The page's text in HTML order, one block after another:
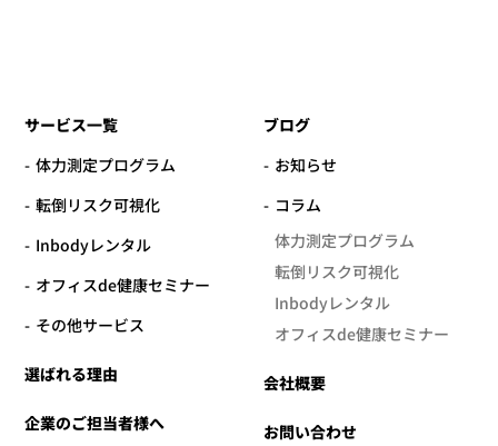
サービス一覧
体力測定プログラム
転倒リスク可視化
Inbodyレンタル
オフィスde健康セミナー
その他サービス
選ばれる理由
企業のご担当者様へ
ブログ
お知らせ
コラム
体力測定プログラム
転倒リスク可視化
Inbodyレンタル
オフィスde健康セミナー
会社概要
お問い合わせ